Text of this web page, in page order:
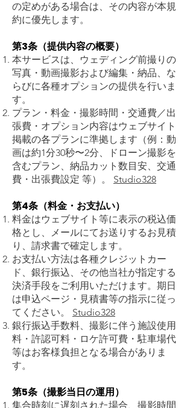
の定めがある場合は、その内容が本規
約に優先します。
第3条（提供内容の概要）
本サービスは、ウェディング前撮りの
写真・動画撮影および編集・納品、な
らびに各種オプションの提供を行いま
す。
プラン・料金・撮影時間・交通費／出
張費・オプション内容はウェブサイト
掲載の各プランに準拠します（例：動
画は約1分30秒〜2分、ドローン撮影を
含むプラン、納品カット数目安、交通
費・出張費設定 等）。 Studio328
第4条（料金・お支払い）
料金はウェブサイト等に表示の税込価
格とし、メールにてお送りするお見積
り、請求書で確定します。
お支払い方法は各種クレジットカー
ド、銀行振込、その他当社が指定する
決済手段をご利用いただけます。期日
は申込ページ・見積書等の指示に従っ
てください。 Studio328
銀行振込手数料、撮影に伴う施設使用
料・許認可料・ロケ許可費・駐車場代
等はお客様負担となる場合がありま
す。
第5条（撮影当日の運用）
集合時刻に遅刻された場合、撮影時間